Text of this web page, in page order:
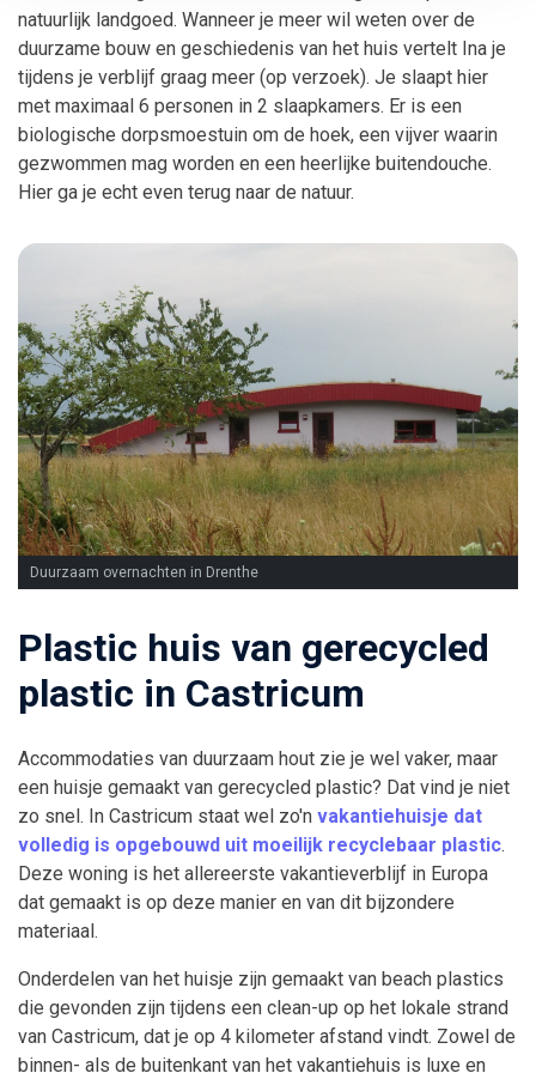
natuurlijk landgoed. Wanneer je meer wil weten over de
duurzame bouw en geschiedenis van het huis vertelt Ina je
tijdens je verblijf graag meer (op verzoek). Je slaapt hier
met maximaal 6 personen in 2 slaapkamers. Er is een
biologische dorpsmoestuin om de hoek, een vijver waarin
gezwommen mag worden en een heerlijke buitendouche.
Hier ga je echt even terug naar de natuur.
Duurzaam overnachten in Drenthe
Plastic huis van gerecycled
plastic in Castricum
Accommodaties van duurzaam hout zie je wel vaker, maar
een huisje gemaakt van gerecycled plastic? Dat vind je niet
zo snel. In Castricum staat wel zo'n vakantiehuisje dat
volledig is opgebouwd uit moeilijk recyclebaar plastic.
Deze woning is het allereerste vakantieverblijf in Europa
dat gemaakt is op deze manier en van dit bijzondere
materiaal.
Onderdelen van het huisje zijn gemaakt van beach plastics
die gevonden zijn tijdens een clean-up op het lokale strand
van Castricum, dat je op 4 kilometer afstand vindt. Zowel de
binnen- als de buitenkant van het vakantiehuis is luxe en